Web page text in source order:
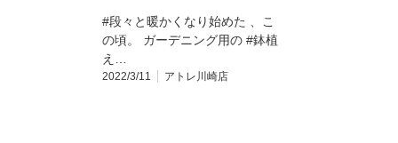
#段々と暖かくなり始めた 、こ
の頃。 ガーデニング用の #鉢植
え…
2022/3/11 アトレ川崎店